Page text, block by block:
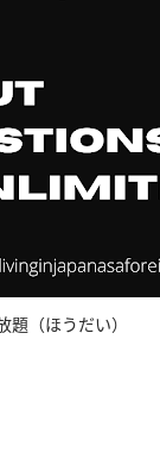
題（ほうだい）